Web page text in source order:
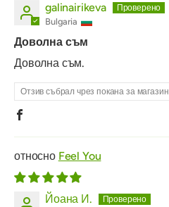
galinairikeva
Bulgaria
Доволна съм
Доволна съм.
Отзив събрал чрез покана за магазин
Feel You
Йоана И.